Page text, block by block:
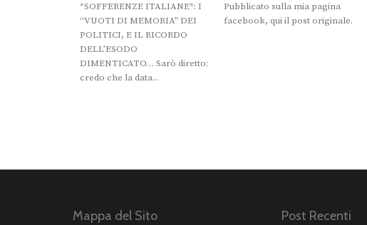
*SOFFERENZE ITALIANE*: I
“VUOTI DI MEMORIA” DEI
POLITICI, E IL RICORDO
DELL’ESODO
DIMENTICATO… Sarò diretto:
credo che la data...
Pubblicato sulla mia pagina
facebook, qui il post originale.
Mappa del Sito Post Recenti